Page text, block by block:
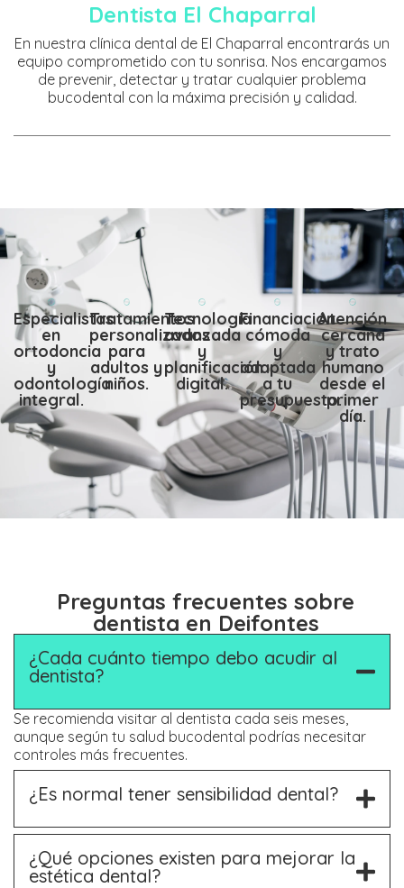
Dentista El Chaparral
En nuestra clínica dental de El Chaparral encontrarás un
equipo comprometido con tu sonrisa. Nos encargamos
de prevenir, detectar y tratar cualquier problema
bucodental con la máxima precisión y calidad.
Especialistas
en
ortodoncia
y
odontología
integral.
Tratamientos
personalizados
para
adultos y
niños.
Tecnología
avanzada
y
planificación
digital.
Financiación
cómoda
y
adaptada
a tu
presupuesto.
Atención
cercana
y trato
humano
desde el
primer
día.
Preguntas frecuentes sobre
dentista en Deifontes
¿Cada cuánto tiempo debo acudir al
dentista?
Se recomienda visitar al dentista cada seis meses,
aunque según tu salud bucodental podrías necesitar
controles más frecuentes.
¿Es normal tener sensibilidad dental?
¿Qué opciones existen para mejorar la
estética dental?